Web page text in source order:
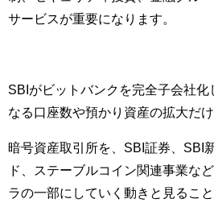
サービスが重要になります。
SBIがビットバンクを完全子会社化
なる口座数や預かり資産の拡大だ
暗号資産取引所を、SBI証券、SBI
ド、ステーブルコイン関連事業な
ラの一部にしていく動きと見ること